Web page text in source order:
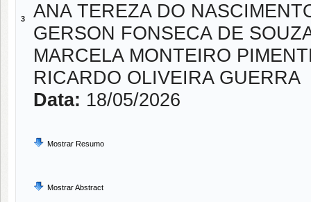
3
ANA TEREZA DO
GERSON FONSECA DE
MARCELA MONTEIRO
RICARDO OLIVEIRA GUERRA
Data: 18/05/2026
Mostrar Resumo
Mostrar Abstract